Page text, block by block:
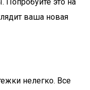
ваша новая
нелегко. Все